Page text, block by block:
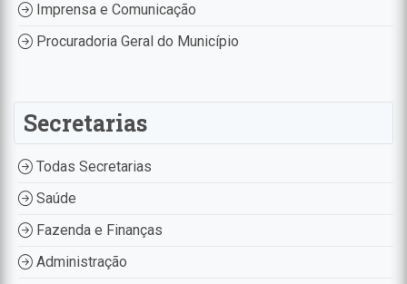
Imprensa e Comunicação
Procuradoria Geral do Município
Secretarias
Todas Secretarias
Saúde
Fazenda e Finanças
Administração